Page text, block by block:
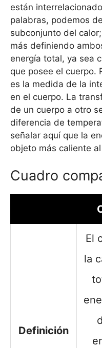
están
palabras, podemos
subconjunto del
más definiendo
energía total, ya sea
que posee el cuerpo.
es la medida de la
en el cuerpo. La
de un cuerpo a otro
diferencia de
señalar aquí que la
objeto más caliente
Cuadro
Definición
El
la